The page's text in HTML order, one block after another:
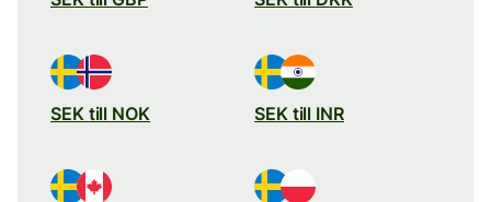
SEK till NOK SEK till INR